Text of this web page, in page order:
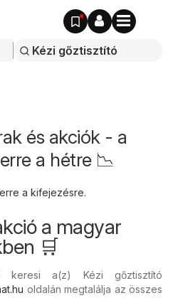
és akciók - a
a hétre 📉
a kifejezésre.
a magyar
🛒
keresi a(z) Kézi gőztisztító
oldalán megtalálja az összes